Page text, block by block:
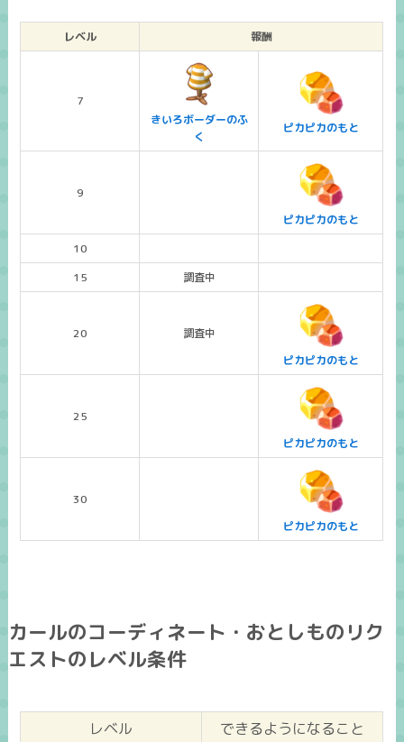
レベル 報酬
7
きいろボーダーのふ
く
ピカピカのもと
9
ピカピカのもと
10
15
調査中
20
調査中
ピカピカのもと
25
ピカピカのもと
30
ピカピカのもと
カールのコーディネート・おとしものリク
エストのレベル条件
レベル できるようになること